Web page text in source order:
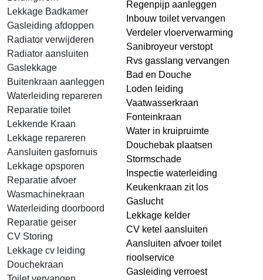
Lekkage Badkamer
Gasleiding afdoppen
Radiator verwijderen
Radiator aansluiten
Gaslekkage
Buitenkraan aanleggen
Waterleiding repareren
Reparatie toilet
Lekkende Kraan
Lekkage repareren
Aansluiten gasfornuis
Lekkage opsporen
Reparatie afvoer
Wasmachinekraan
Waterleiding doorboord
Reparatie geiser
CV Storing
Lekkage cv leiding
Douchekraan
Regenpijp aanleggen
Inbouw toilet vervangen
Verdeler vloerverwarming
Sanibroyeur verstopt
Rvs gasslang vervangen
Bad en Douche
Loden leiding
Vaatwasserkraan
Fonteinkraan
Water in kruipruimte
Douchebak plaatsen
Stormschade
Inspectie waterleiding
Keukenkraan zit los
Gaslucht
Lekkage kelder
CV ketel aansluiten
Aansluiten afvoer toilet
rioolservice
Gasleiding verroest